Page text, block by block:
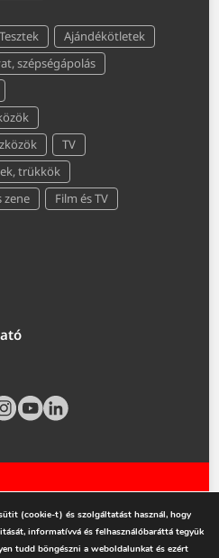
Tesztek
Ajándékötletek
szépségápolás
TV
trükkök
zene
Film és TV
(cookie-t) és szolgáltatást használ, hogy
informatívvá és felhasználóbaráttá tegyük
tudd böngészni a weboldalunkat és ezért